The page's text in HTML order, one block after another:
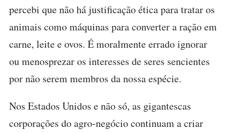
percebi que não há justificação ética para tratar os
animais como máquinas para converter a ração em
carne, leite e ovos. É moralmente errado ignorar
ou menosprezar os interesses de seres sencientes
por não serem membros da nossa espécie.
Nos Estados Unidos e não só, as gigantescas
corporações do agro-negócio continuam a criar